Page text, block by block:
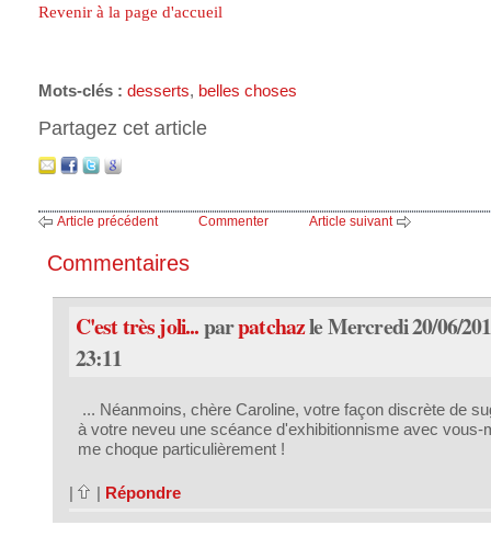
Revenir à la page d'accueil
Mots-clés : desserts, belles choses
Partagez cet article
Article précédent Commenter Article suivant
Commentaires
C'est très joli...parpatchazle Mercredi 20/06/
23:11
... Néanmoins, chère Caroline, votre façon discrète de
à votre neveu une scéance d'exhibitionnisme avec vous-
me choque particulièrement !
| | Répondre